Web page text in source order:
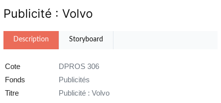
Publicité : Volvo
Description Storyboard
Cote
DPROS 306
Fonds
Publicités
Titre
Publicité : Volvo